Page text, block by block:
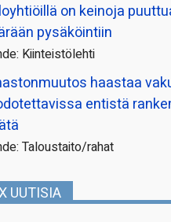
on keinoja
pysäköintiin
Kiinteistölehti
haastaa
entistä
Taloustaito/rahat
UUTISIA